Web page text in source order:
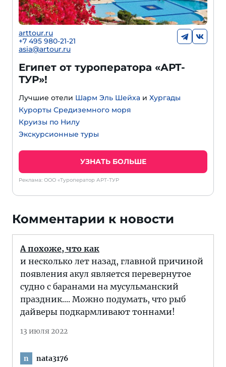
arttour.ru
+7 495 980-21-21
asia@artour.ru
Египет от туроператора «АРТ-
ТУР»!
Лучшие отели Шарм Эль Шейха и Хургады
Курорты Средиземного моря
Круизы по Нилу
Экскурсионные туры
УЗНАТЬ БОЛЬШЕ
Реклама: ООО «Туроператор АРТ-ТУР
Комментарии к новости
А похоже, что как
и несколько лет назад, главной причиной
появления акул является перевернутое
судно с баранами на мусульманский
праздник.... Можно подумать, что рыб
дайверы подкармливают тоннами!
13 июля 2022
n nata3176